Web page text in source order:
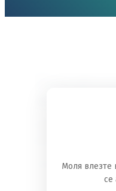
Трябва да сте
достъп до това
Преглед на
Моля
се